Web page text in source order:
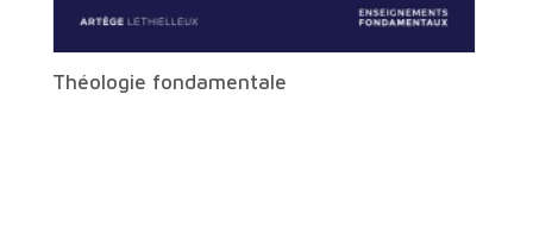
Théologie fondamentale